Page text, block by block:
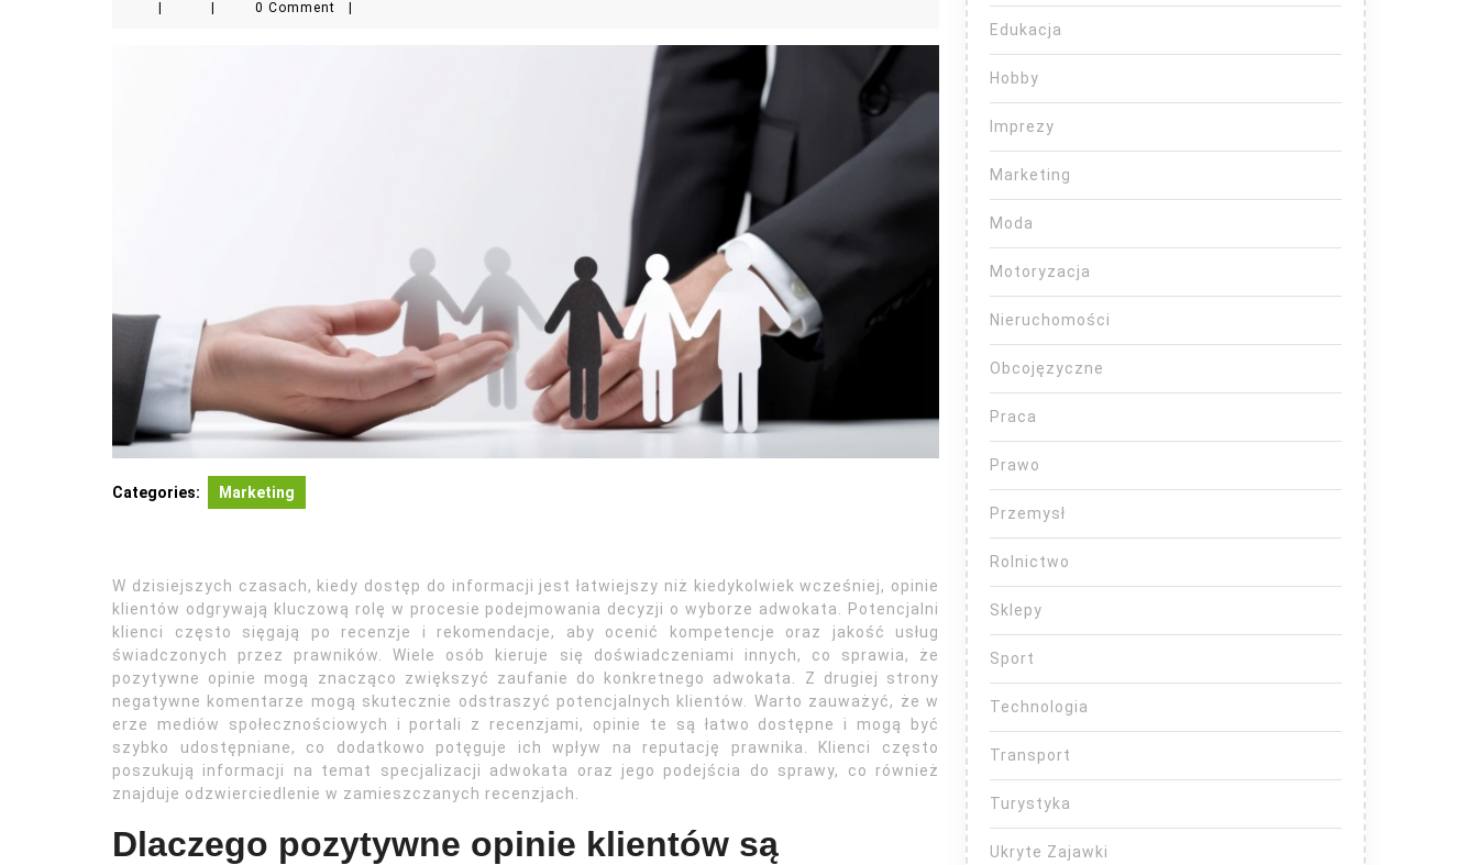
0 Comment
Categories: Marketing
W dzisiejszych czasach, kiedy dostęp do informacji jest łatwiejszy niż kiedykolwiek wcześniej, opinie
klientów odgrywają kluczową rolę w procesie podejmowania decyzji o wyborze adwokata. Potencjalni
klienci często sięgają po recenzje i rekomendacje, aby ocenić kompetencje oraz jakość usług
świadczonych przez prawników. Wiele osób kieruje się doświadczeniami innych, co sprawia, że
pozytywne opinie mogą znacząco zwiększyć zaufanie do konkretnego adwokata. Z drugiej strony
negatywne komentarze mogą skutecznie odstraszyć potencjalnych klientów. Warto zauważyć, że w
erze mediów społecznościowych i portali z recenzjami, opinie te są łatwo dostępne i mogą być
szybko udostępniane, co dodatkowo potęguje ich wpływ na reputację prawnika. Klienci często
poszukują informacji na temat specjalizacji adwokata oraz jego podejścia do sprawy, co również
znajduje odzwierciedlenie w zamieszczanych recenzjach.
Dlaczego pozytywne opinie klientów są
Edukacja
Hobby
Imprezy
Marketing
Moda
Motoryzacja
Nieruchomości
Obcojęzyczne
Praca
Prawo
Przemysł
Rolnictwo
Sklepy
Sport
Technologia
Transport
Turystyka
Ukryte Zajawki